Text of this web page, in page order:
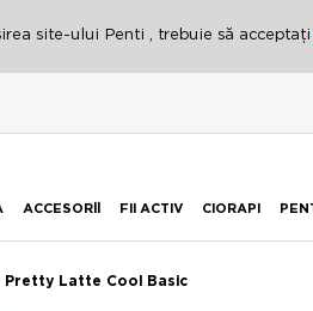
site-ului Penti , trebuie să acceptați
ACCESORİİ FII ACTIV CIORAPI
Pretty Latte Cool Basic